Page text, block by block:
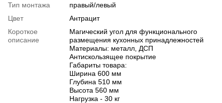
Тип монтажа
правый/левый
Цвет
Антрацит
Короткое
описание
Магический угол для функционального
размещения кухонных принадлежностей
Материалы: металл, ДСП
Антискользящее покрытие
Габариты товара:
Ширина 600 мм
Глубина 510 мм
Высота 560 мм
Нагрузка - 30 кг